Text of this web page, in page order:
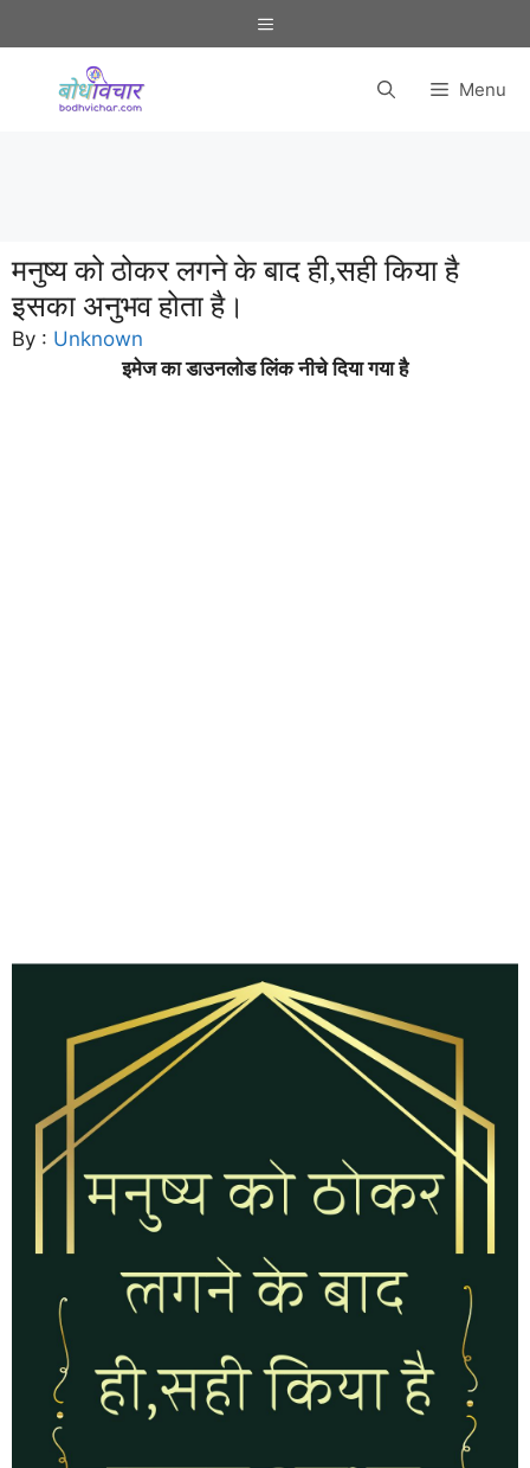
to
Menu
Menu
मनुष्य को ठोकर लगने के बाद ही,सही किया है
इसका अनुभव होता है।
By : Unknown
इमेज का डाउनलोड लिंक नीचे दिया गया है